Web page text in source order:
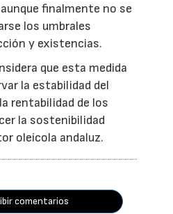
finalmente no se
los umbrales
y existencias.
que esta medida
la estabilidad del
rentabilidad de los
la sostenibilidad
oleícola andaluz.
comentarios